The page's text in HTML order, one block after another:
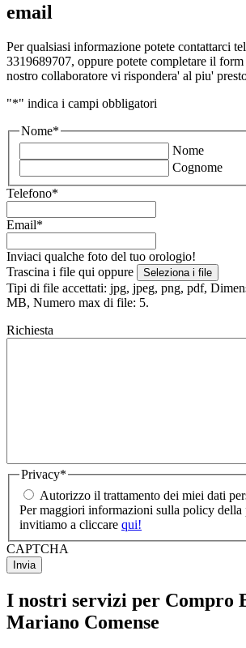
email
Per qualsiasi informazione potete contattarci
3319689707, oppure potete completare il form
nostro collaboratore vi rispondera' al piu'
"*" indica i campi obbligatori
Nome*
Nome
Cognome
Telefono*
Email*
Inviaci qualche foto del tuo orologio!
Trascina i file qui oppure
Seleziona i file
Tipi di file accettati: jpg, jpeg, png, pdf,
MB, Numero max di file: 5.
Richiesta
Privacy*
Autorizzo il trattamento dei miei dati
Per maggiori informazioni sulla policy della
invitiamo a cliccare qui!
CAPTCHA
I nostri servizi per Compro
Mariano Comense